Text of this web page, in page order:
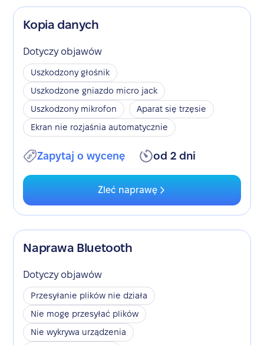
Kopia danych
Dotyczy objawów
Uszkodzony głośnik
Uszkodzone gniazdo micro jack
Uszkodzony mikrofon
Aparat się trzęsie
Ekran nie rozjaśnia automatycznie
Zapytaj o wycenę od 2 dni
Zleć naprawę
Naprawa Bluetooth
Dotyczy objawów
Przesyłanie plików nie działa
Nie mogę przesyłać plików
Nie wykrywa urządzenia